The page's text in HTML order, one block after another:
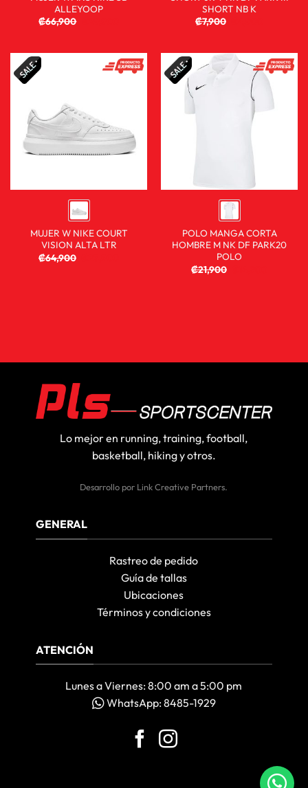
ALLEYOOP
₡66,900
SHORT NB K
₡7,900
MUJER W NIKE COURT
VISION ALTA LTR
₡64,900
POLO MANGA CORTA
HOMBRE M NK DF PARK20
POLO
₡21,900
Lo mejor en running, training, football,
basketball, hiking y otros.
Desarrollo por Link Creative Partners.
GENERAL
Rastreo de pedido
Guía de tallas
Ubicaciones
Términos y condiciones
ATENCIÓN
Lunes a Viernes: 8:00 am a 5:00 pm
WhatsApp: 8485-1929